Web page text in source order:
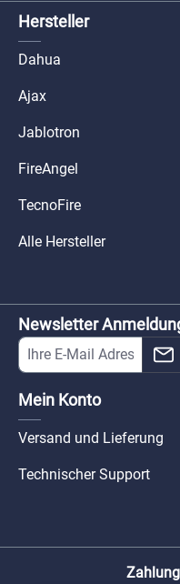
Hersteller
Dahua
Ajax
Jablotron
FireAngel
TecnoFire
Alle Hersteller
Newsletter
Mein Konto
Versand und Lieferung
Technischer Support